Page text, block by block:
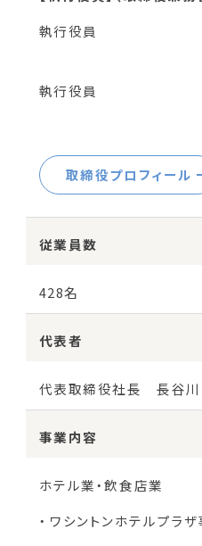
執⾏役員
執⾏役員
取締役プロフィール
従業員数
428名
代表者
代表取締役社長 長谷
事業内容
ホテル業・飲食店業
ワシントンホテルプラ